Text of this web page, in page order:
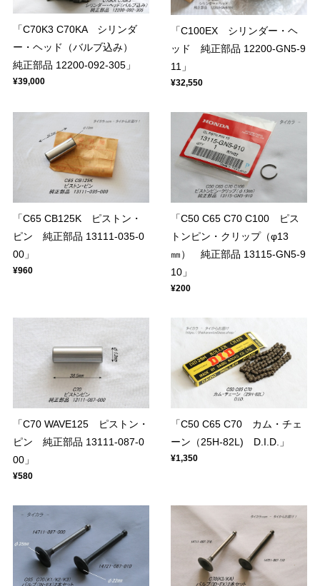
「C70K3 C70KA シリンダ
ー・ヘッド（バルブ込み）
純正部品 12200-092-305」
¥39,000
「C100EX シリンダー・ヘ
ッド 純正部品 12200-GN5-9
11」
¥32,550
「C65 CB125K ピストン・
ピン 純正部品 13111-035-0
00」
¥960
「C50 C65 C70 C100 ピス
トンピン・クリップ（φ13
㎜） 純正部品 13115-GN5-9
10」
¥200
「C70 WAVE125 ピストン・
ピン 純正部品 13111-087-0
00」
¥580
「C50 C65 C70 カム・チェ
ーン（25H-82L) D.I.D.」
¥1,350